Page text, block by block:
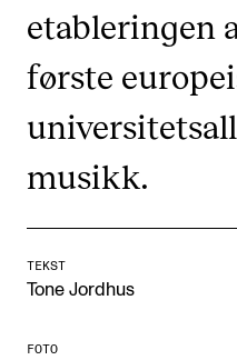
Sibelius – Notation
Rom, bygg, saler og
STUDENTLIV
Læringsressurser
Si ifra!
Utveksling og reiser
etableringen
første
musikk.
TEKST
Tone Jordhus
FOTO